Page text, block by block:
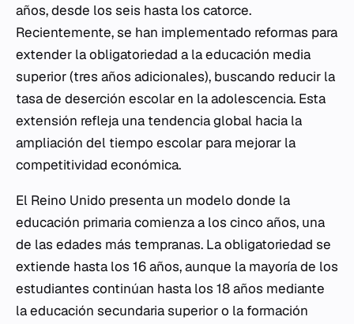
años, desde los seis hasta los catorce.
Recientemente, se han implementado reformas para
extender la obligatoriedad a la educación media
superior (tres años adicionales), buscando reducir la
tasa de deserción escolar en la adolescencia. Esta
extensión refleja una tendencia global hacia la
ampliación del tiempo escolar para mejorar la
competitividad económica.
El Reino Unido presenta un modelo donde la
educación primaria comienza a los cinco años, una
de las edades más tempranas. La obligatoriedad se
extiende hasta los 16 años, aunque la mayoría de los
estudiantes continúan hasta los 18 años mediante
la educación secundaria superior o la formación